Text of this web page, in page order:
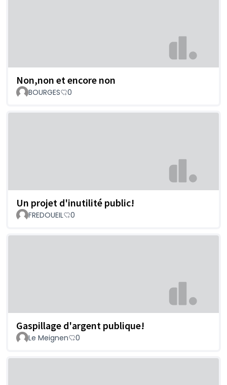
Non,non et encore non
BOURGES 0
Un projet d'inutilité public!
FREDOUEIL 0
Gaspillage d'argent publique!
Le Meignen 0